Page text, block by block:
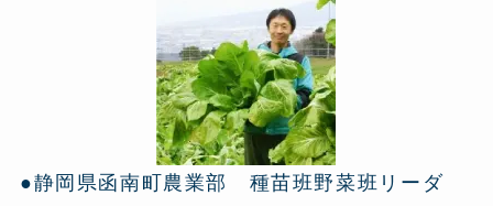
●静岡県函南町農業部 種苗班野菜班リーダ